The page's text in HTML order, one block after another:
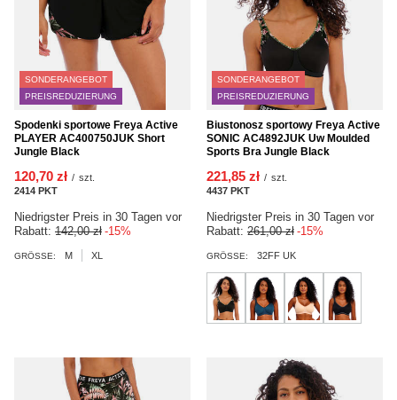
SONDERANGEBOT
PREISREDUZIERUNG
Spodenki sportowe Freya Active
PLAYER AC400750JUK Short
Jungle Black
120,70 zł / szt.
2414 PKT
Niedrigster Preis in 30 Tagen vor
Rabatt: 142,00 zł -15%
GRÖSSE: M XL
SONDERANGEBOT
PREISREDUZIERUNG
Biustonosz sportowy Freya Active
SONIC AC4892JUK Uw Moulded
Sports Bra Jungle Black
221,85 zł / szt.
4437 PKT
Niedrigster Preis in 30 Tagen vor
Rabatt: 261,00 zł -15%
GRÖSSE: 32FF UK